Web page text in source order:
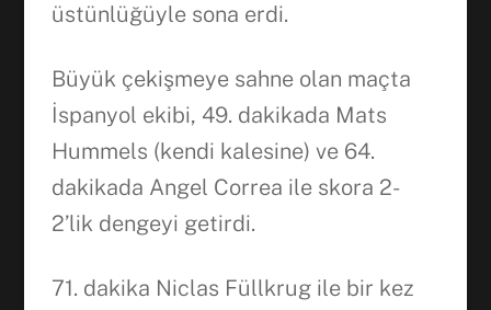
üstünlüğüyle sona erdi.
Büyük çekişmeye sahne olan maçta
İspanyol ekibi, 49. dakikada Mats
Hummels (kendi kalesine) ve 64.
dakikada Angel Correa ile skora 2-
2’lik dengeyi getirdi.
71. dakika Niclas Füllkrug ile bir kez